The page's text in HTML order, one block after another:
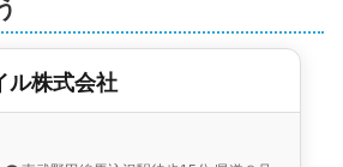
野辺四丁目
土地面積:
ル株式会社